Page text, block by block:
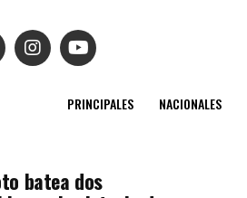
PRINCIPALES NACIONALES
batea dos